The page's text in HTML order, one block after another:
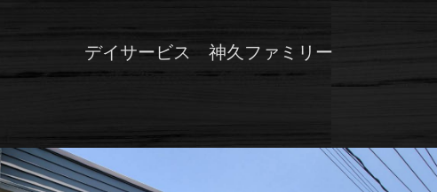
デイサービス 神久ファミリー